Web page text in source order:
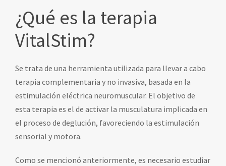
¿Qué es la terapia
VitalStim?
Se trata de una herramienta utilizada para llevar a cabo
terapia complementaria y no invasiva, basada en la
estimulación eléctrica neuromuscular. El objetivo de
esta terapia es el de activar la musculatura implicada en
el proceso de deglución, favoreciendo la estimulación
sensorial y motora.
Como se mencionó anteriormente, es necesario estudiar